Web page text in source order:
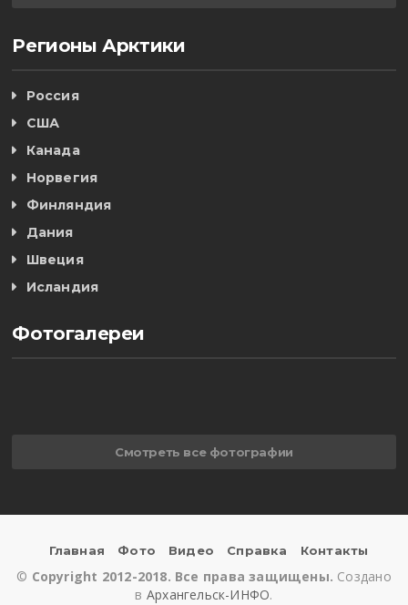
Регионы Арктики
Россия
США
Канада
Норвегия
Финляндия
Дания
Швеция
Исландия
Фотогалереи
Смотреть все фотографии
Главная Фото Видео Справка Контакты
© Copyright 2012-2018. Все права защищены. Создано
в Архангельск-ИНФО.